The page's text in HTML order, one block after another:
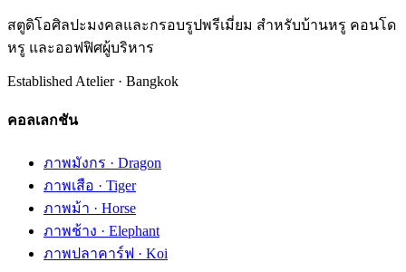
สตูดิโอศิลปะมงคลและกรอบรูปพรีเมี่ยม สำหรับบ้านหรู คอนโด
หรู และออฟฟิศผู้บริหาร
Established Atelier · Bangkok
คอลเลกชัน
ภาพมังกร · Dragon
ภาพเสือ · Tiger
ภาพม้า · Horse
ภาพช้าง · Elephant
ภาพปลาคาร์ฟ · Koi